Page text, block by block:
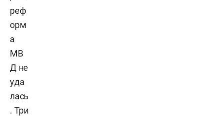
реф
орм
а
МВ
Д не
уда
лась
. Три